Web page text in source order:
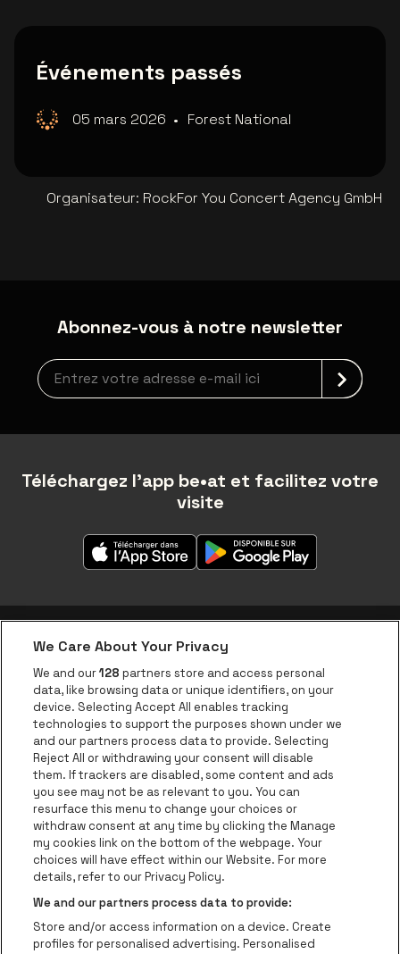
Événements passés
05 mars 2026 • Forest National
Organisateur: RockFor You Concert Agency GmbH
Abonnez-vous à notre newsletter
Inscription à la newsletter
Téléchargez l'app be•at et facilitez votre
visite
Application be•at
be•at Corporate
be•at Business
Groupes
Helpcenter
Contact
Instagram
Facebook
Threads
TiktokYoutube
Be•at Tickets fait partie de be•at
be•at Tickets
Schijnpoortweg 119, 2170 Anvers
be•at venues nv
We Care About Your Privacy
We and our128 partners store and access personal
data, like browsing data or unique identifiers, on your
device. Selecting Accept All enables tracking
technologies to support the purposes shown under we
and our partners process data to provide. Selecting
Reject All or withdrawing your consent will disable
them. If trackers are disabled, some content and ads
you see may not be as relevant to you. You can
resurface this menu to change your choices or
withdraw consent at any time by clicking the Manage
my cookies link on the bottom of the webpage. Your
choices will have effect within our Website. For more
details, refer to our Privacy Policy.
We and our partners process data to provide:
Store and/or access information on a device. Create
profiles for personalised advertising. Personalised